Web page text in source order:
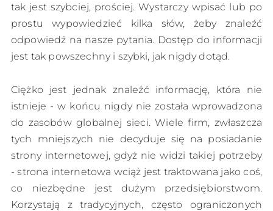
tak jest szybciej, prościej. Wystarczy wpisać lub po
prostu wypowiedzieć kilka słów, żeby znaleźć
odpowiedź na nasze pytania. Dostęp do informacji
jest tak powszechny i szybki, jak nigdy dotąd.
Ciężko jest jednak znaleźć informację, która nie
istnieje - w końcu nigdy nie została wprowadzona
do zasobów globalnej sieci. Wiele firm, zwłaszcza
tych mniejszych nie decyduje się na posiadanie
strony internetowej, gdyż nie widzi takiej potrzeby
- strona internetowa wciąż jest traktowana jako coś,
co niezbędne jest dużym przedsiębiorstwom.
Korzystają z tradycyjnych, często ograniczonych